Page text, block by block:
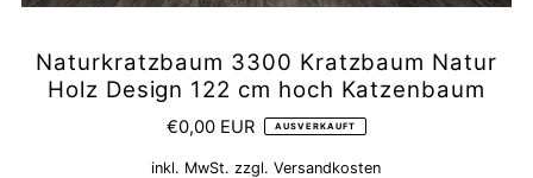
Naturkratzbaum 3300 Kratzbaum Natur
Holz Design 122 cm hoch Katzenbaum
€0,00 EUR AUSVERKAUFT
inkl. MwSt. zzgl.Versandkosten